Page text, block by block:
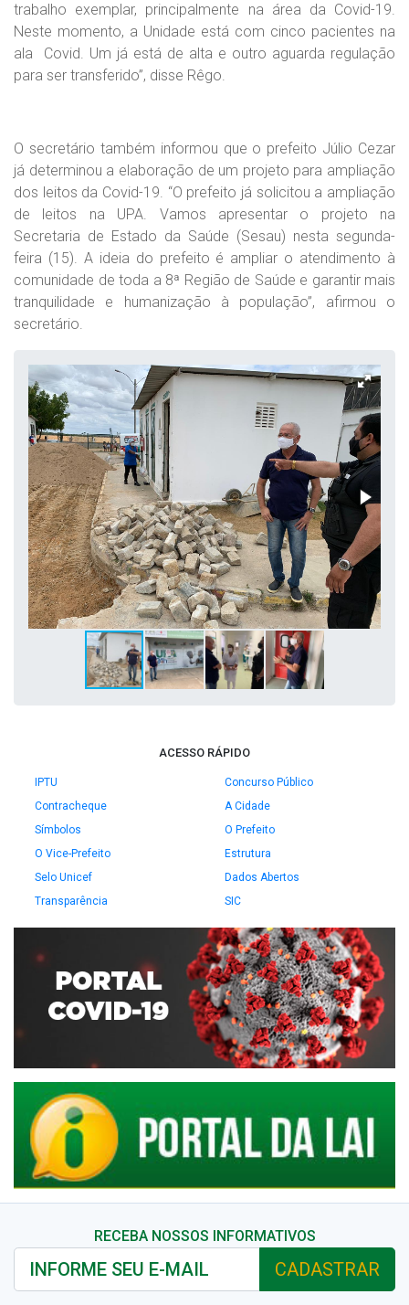
trabalho exemplar, principalmente na área da Covid-19.
Neste momento, a Unidade está com cinco pacientes na
ala Covid. Um já está de alta e outro aguarda regulação
para ser transferido”, disse Rêgo.
O secretário também informou que o prefeito Júlio Cezar
já determinou a elaboração de um projeto para ampliação
dos leitos da Covid-19. “O prefeito já solicitou a ampliação
de leitos na UPA. Vamos apresentar o projeto na
Secretaria de Estado da Saúde (Sesau) nesta segunda-
feira (15). A ideia do prefeito é ampliar o atendimento à
comunidade de toda a 8ª Região de Saúde e garantir mais
tranquilidade e humanização à população”, afirmou o
secretário.
ACESSO RÁPIDO
IPTU
Concurso Público
Contracheque
A Cidade
Símbolos
O Prefeito
O Vice-Prefeito
Estrutura
Selo Unicef
Dados Abertos
Transparência
SIC
RECEBA NOSSOS INFORMATIVOS
CADASTRAR